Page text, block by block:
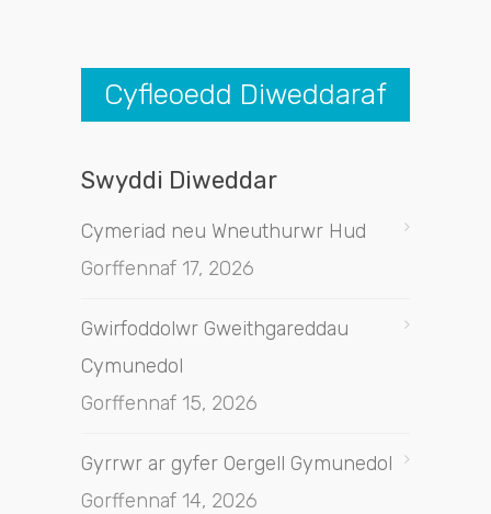
Cyfleoedd Diweddaraf
Swyddi Diweddar
Cymeriad neu Wneuthurwr Hud
Gorffennaf 17, 2026
Gwirfoddolwr Gweithgareddau
Cymunedol
Gorffennaf 15, 2026
Gyrrwr ar gyfer Oergell Gymunedol
Gorffennaf 14, 2026